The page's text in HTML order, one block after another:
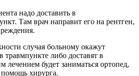
надо доставить в
Там врач направит его на рентген,
случая больному окажут
либо доставят в
лечением будет заниматься ортопед,
хирурга.